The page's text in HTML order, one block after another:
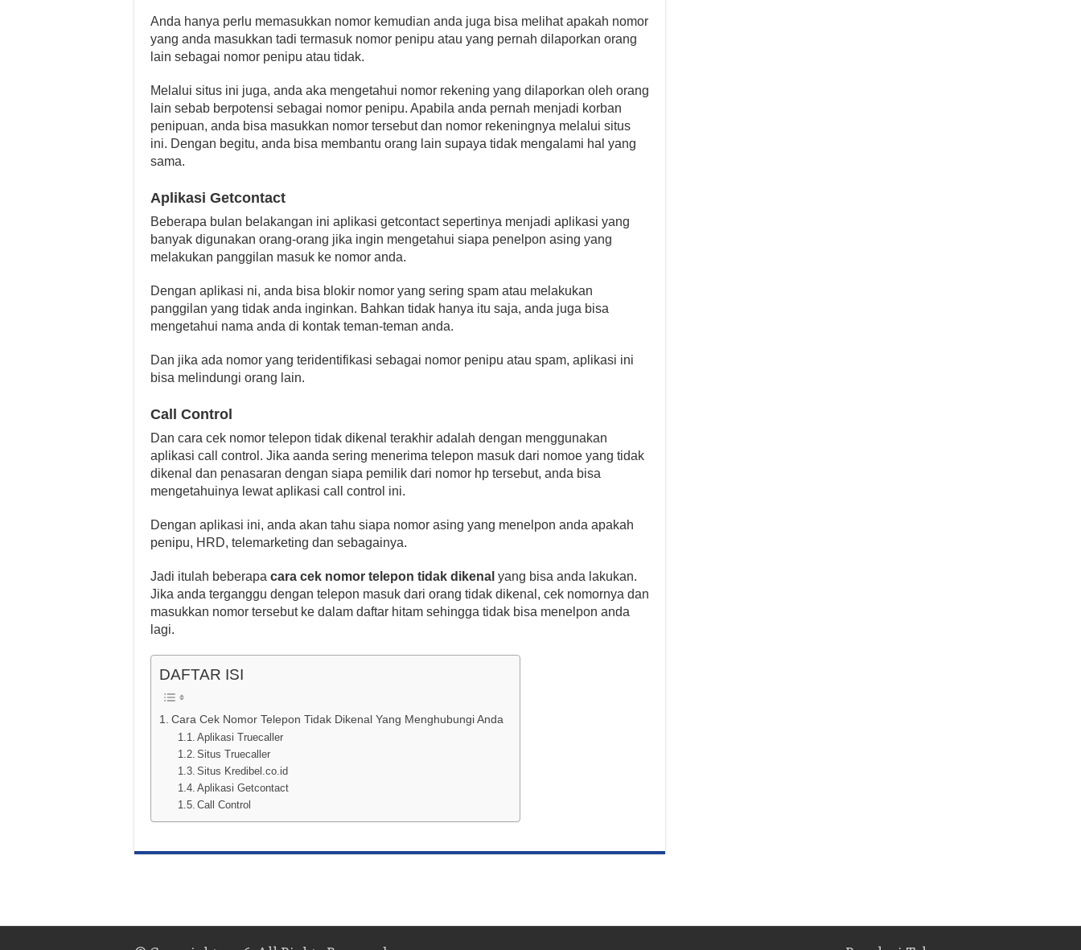
Anda hanya perlu memasukkan nomor kemudian anda juga bisa melihat apakah nomor
yang anda masukkan tadi termasuk nomor penipu atau yang pernah dilaporkan orang
lain sebagai nomor penipu atau tidak.
Melalui situs ini juga, anda aka mengetahui nomor rekening yang dilaporkan oleh orang
lain sebab berpotensi sebagai nomor penipu. Apabila anda pernah menjadi korban
penipuan, anda bisa masukkan nomor tersebut dan nomor rekeningnya melalui situs
ini. Dengan begitu, anda bisa membantu orang lain supaya tidak mengalami hal yang
sama.
Aplikasi Getcontact
Beberapa bulan belakangan ini aplikasi getcontact sepertinya menjadi aplikasi yang
banyak digunakan orang-orang jika ingin mengetahui siapa penelpon asing yang
melakukan panggilan masuk ke nomor anda.
Dengan aplikasi ni, anda bisa blokir nomor yang sering spam atau melakukan
panggilan yang tidak anda inginkan. Bahkan tidak hanya itu saja, anda juga bisa
mengetahui nama anda di kontak teman-teman anda.
Dan jika ada nomor yang teridentifikasi sebagai nomor penipu atau spam, aplikasi ini
bisa melindungi orang lain.
Call Control
Dan cara cek nomor telepon tidak dikenal terakhir adalah dengan menggunakan
aplikasi call control. Jika aanda sering menerima telepon masuk dari nomoe yang tidak
dikenal dan penasaran dengan siapa pemilik dari nomor hp tersebut, anda bisa
mengetahuinya lewat aplikasi call control ini.
Dengan aplikasi ini, anda akan tahu siapa nomor asing yang menelpon anda apakah
penipu, HRD, telemarketing dan sebagainya.
Jadi itulah beberapa cara cek nomor telepon tidak dikenal yang bisa anda lakukan.
Jika anda terganggu dengan telepon masuk dari orang tidak dikenal, cek nomornya dan
masukkan nomor tersebut ke dalam daftar hitam sehingga tidak bisa menelpon anda
lagi.
DAFTAR ISI
Cara Cek Nomor Telepon Tidak Dikenal Yang Menghubungi Anda
Aplikasi Truecaller
Situs Truecaller
Situs Kredibel.co.id
Aplikasi Getcontact
Call Control